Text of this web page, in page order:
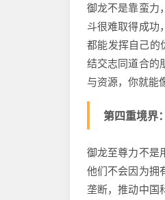
御龙不是靠蛮力
斗很难取得成功
都能发挥自己的
结交志同道合的
与资源，你就能
第四重境界
御龙至尊力不是
他们不会因为拥
垄断，推动中国